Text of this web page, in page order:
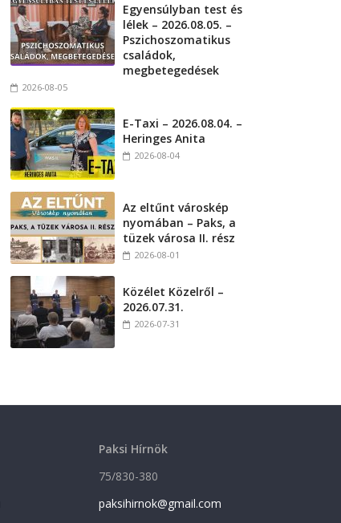
Egyensúlyban test és
lélek – 2026.08.05. –
Pszichoszomatikus
családok,
megbetegedések
2026-08-05
E-Taxi – 2026.08.04. –
Heringes Anita
2026-08-04
Az eltűnt városkép
nyomában – Paks, a
tüzek városa II. rész
2026-08-01
Közélet Közelről –
2026.07.31.
2026-07-31
Paksi Hírnök
75/830-380
paksihirnok@gmail.com